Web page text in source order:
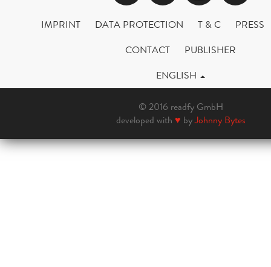
IMPRINT DATA PROTECTION T & C
PRESS
CONTACT
PUBLISHER
ENGLISH
© 2016 readfy GmbH
developed with ♥ byJohnny Bytes